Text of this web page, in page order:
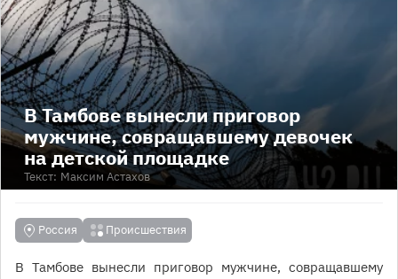
В Тамбове вынесли приговор
мужчине, совращавшему девочек
на детской площадке
Текст: Максим Астахов
Россия Происшествия
В Тамбове вынесли приговор мужчине, совращавшему